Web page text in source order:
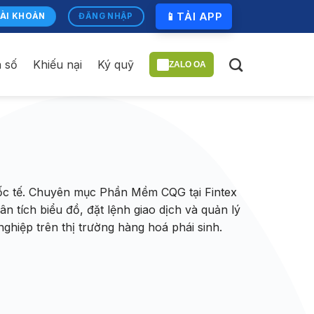
KHOẢN ĐĂNG NHẬP 📱 TẢI APP
số Khiếu nại Ký quỹ ZALO OA
Chuyên mục Phần Mềm CQG tại Fintex
tích biểu đồ, đặt lệnh giao dịch và quản lý
trên thị trường hàng hoá phái sinh.